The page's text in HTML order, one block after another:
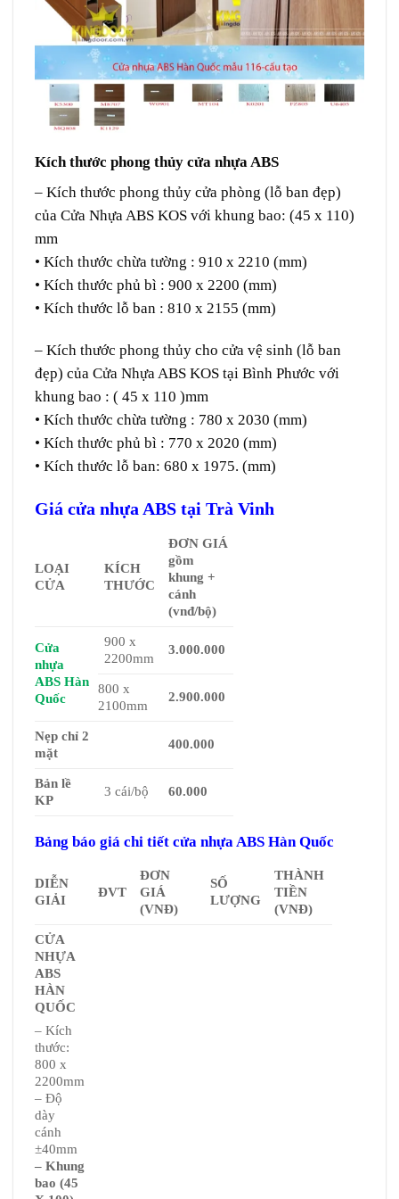
Kích thước phong thủy cửa nhựa ABS
– Kích thước phong thủy cửa phòng (lỗ ban đẹp)
của Cửa Nhựa ABS KOS với khung bao: (45 x 110)
mm
• Kích thước chừa tường : 910 x 2210 (mm)
• Kích thước phủ bì : 900 x 2200 (mm)
• Kích thước lỗ ban : 810 x 2155 (mm)
– Kích thước phong thủy cho cửa vệ sinh (lỗ ban
đẹp) của Cửa Nhựa ABS KOS tại Bình Phước với
khung bao : ( 45 x 110 )mm
• Kích thước chừa tường : 780 x 2030 (mm)
• Kích thước phủ bì : 770 x 2020 (mm)
• Kích thước lỗ ban: 680 x 1975. (mm)
Giá cửa nhựa ABS tại Trà Vinh
LOẠI
CỬA
KÍCH
THƯỚC
ĐƠN GIÁ
gồm
khung +
cánh
(vnđ/bộ)
Cửa
nhựa
ABS Hàn
Quốc
900 x
2200mm
3.000.000
800 x
2100mm
2.900.000
Nẹp chỉ 2
mặt
400.000
Bản lề
KP
3 cái/bộ 60.000
Bảng báo giá chi tiết cửa nhựa ABS Hàn Quốc
DIỄN
GIẢI
ĐVT
ĐƠN
GIÁ
(VNĐ)
SỐ
LƯỢNG
THÀNH
TIỀN
(VNĐ)
CỬA
NHỰA
ABS
HÀN
QUỐC
– Kích
thước:
800 x
2200mm
– Độ
dày
cánh
±40mm
– Khung
bao (45